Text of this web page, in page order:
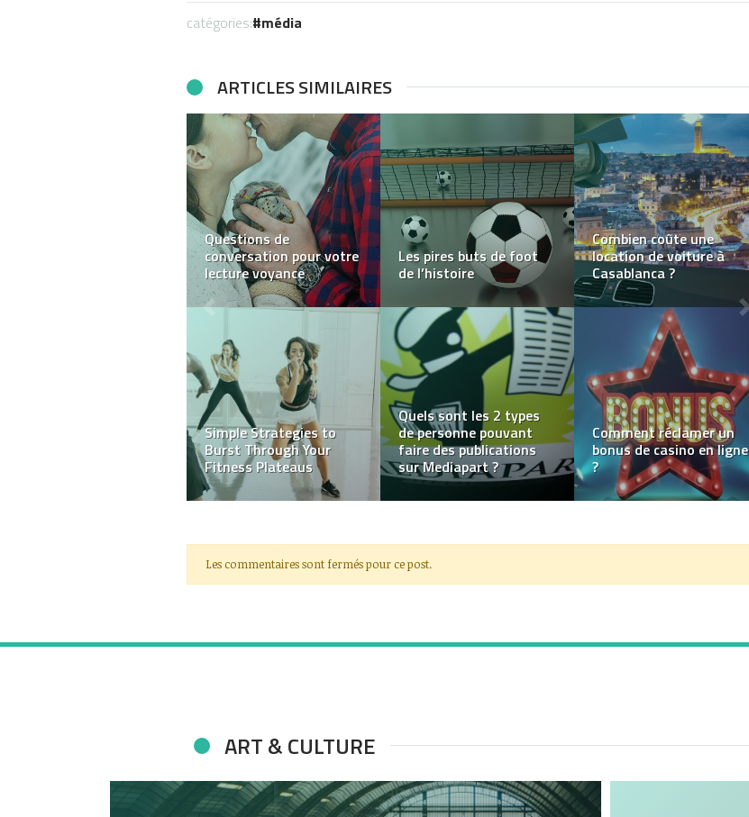
catégories: média
ARTICLES SIMILAIRES
Comment devenir une
sirène: tout ce que vous
devez savoir ?
Comment choisir un
tatouage qui vous
convient parfaitement ?
Gourde en inox et
bouteille d’eau en
plastique: quels sont les
avantages des Gourdes
d’eau en acier inox
Qu’est-ce qu’une pince à
billet ?
Comment profiter des
voyages de luxe avec
WorldVentures et ses
Dreamtrips ?
Comment bien choisir
une théière en fonte ?
Les commentaires sont fermés pour ce post.
ART & CULTURE